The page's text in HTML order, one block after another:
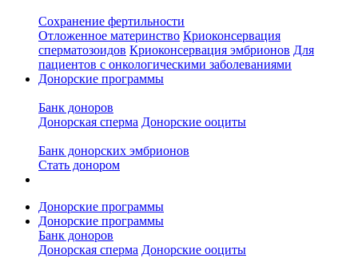
Сохранение фертильности
Отложенное материнство Криоконсервация
сперматозоидов Криоконсервация эмбрионов Для
пациентов с онкологическими заболеваниями
Донорские программы
Банк доноров
Донорская сперма Донорские ооциты
Банк донорских эмбрионов
Стать донором
Донорские программы
Донорские программы
Банк доноров
Донорская сперма Донорские ооциты